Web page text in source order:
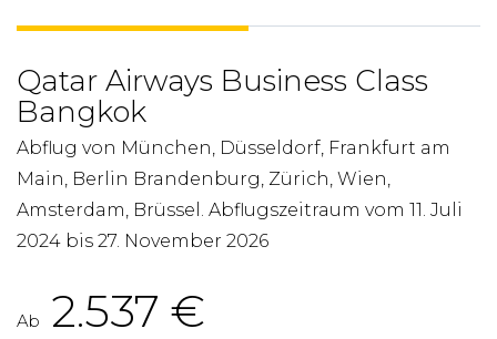
Qatar Airways Business Class
Bangkok
Abflug von München, Düsseldorf, Frankfurt am
Main, Berlin Brandenburg, Zürich, Wien,
Amsterdam, Brüssel. Abflugszeitraum vom 11. Juli
2024 bis 27. November 2026
Ab 2.537 €